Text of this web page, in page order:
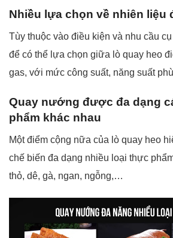
Nhiều lựa chọn về nhiên liệu
Tùy thuộc vào điều kiện và nhu cầu
để có thể lựa chọn giữa lò quay heo
gas, với mức công suất, năng suất
Quay nướng được đa dạng
phẩm khác nhau
Một điểm cộng nữa của lò quay heo
chế biến đa dạng nhiều loại thực
thỏ, dê, gà, ngan, ngỗng,…